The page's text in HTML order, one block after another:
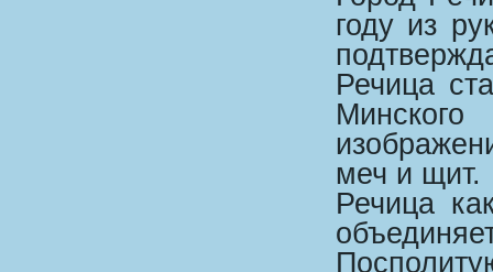
году из
Речица
меч и щит.
Речица